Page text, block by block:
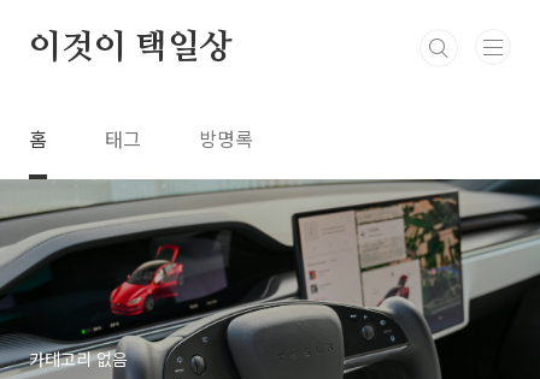
이것이 택일상
홈 태그 방명록
카테고리 없음